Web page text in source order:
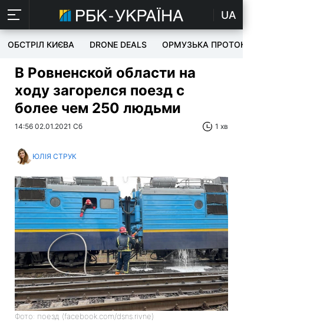
UA
ОБСТРІЛ КИЄВА DRONE DEALS ОРМУЗЬКА ПРОТОКА
В Ровненской области на
ходу загорелся поезд с
более чем 250 людьми
14:56 02.01.2021 Сб 1 хв
ЮЛІЯ СТРУК
Фото: поезд (facebook.com/dsns.rivne)